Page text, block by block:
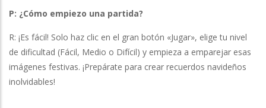
P: ¿Cómo empiezo una partida?
R: ¡Es fácil! Solo haz clic en el gran botón «Jugar», elige tu nivel
de dificultad (Fácil, Medio o Difícil) y empieza a emparejar esas
imágenes festivas. ¡Prepárate para crear recuerdos navideños
inolvidables!